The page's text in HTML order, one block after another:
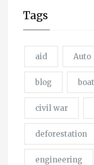
Tags
aid Auto
blog
civil war
deforestation
engineering